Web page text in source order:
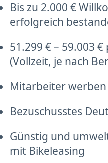
Bis zu 2.000 €
erfolgreich
51.299 € – 59.003
(Vollzeit, je nach
Mitarbeiter
Bezuschusstes
Günstig und
mit Bikeleasing